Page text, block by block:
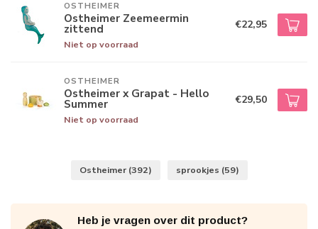
OSTHEIMER
Ostheimer Zeemeermin
zittend
Niet op voorraad
€22,95
OSTHEIMER
Ostheimer x Grapat - Hello
Summer
Niet op voorraad
€29,50
Ostheimer (392) sprookjes (59)
Heb je vragen over dit product?